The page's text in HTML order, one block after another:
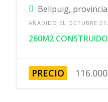
Bellpuig,
AÑADIDO EL OCTUBRE
260M2
PRECIO